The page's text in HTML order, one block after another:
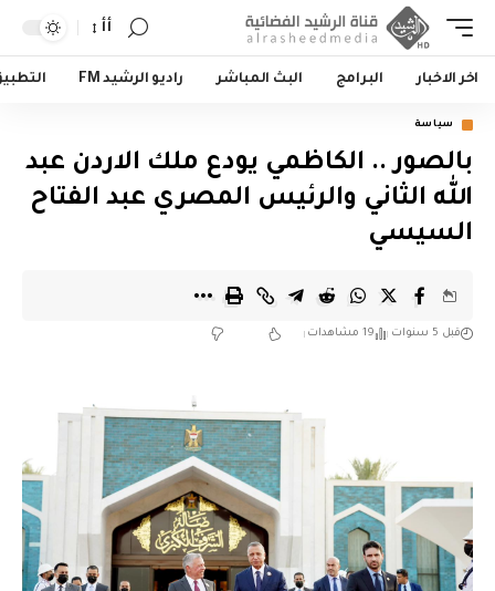
أأ
اخر الاخبار البرامج البث المباشر راديو الرشيد FM
سياسة
بالصور .. الكاظمي يودع ملك الاردن عبد
الله الثاني والرئيس المصري عبد الفتاح
السيسي
قبل 5 سنوات 19 مشاهدات